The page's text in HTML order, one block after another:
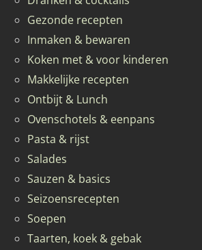
Gezonde recepten
Inmaken & bewaren
Koken met & voor kinderen
Makkelijke recepten
Ontbijt & Lunch
Ovenschotels & eenpans
Pasta & rijst
Salades
Sauzen & basics
Seizoensrecepten
Soepen
Taarten, koek & gebak